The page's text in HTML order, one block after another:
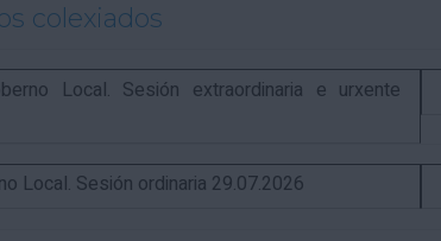
colexiados
Local. Sesión extraordinaria e urxente
Local. Sesión ordinaria 29.07.2026